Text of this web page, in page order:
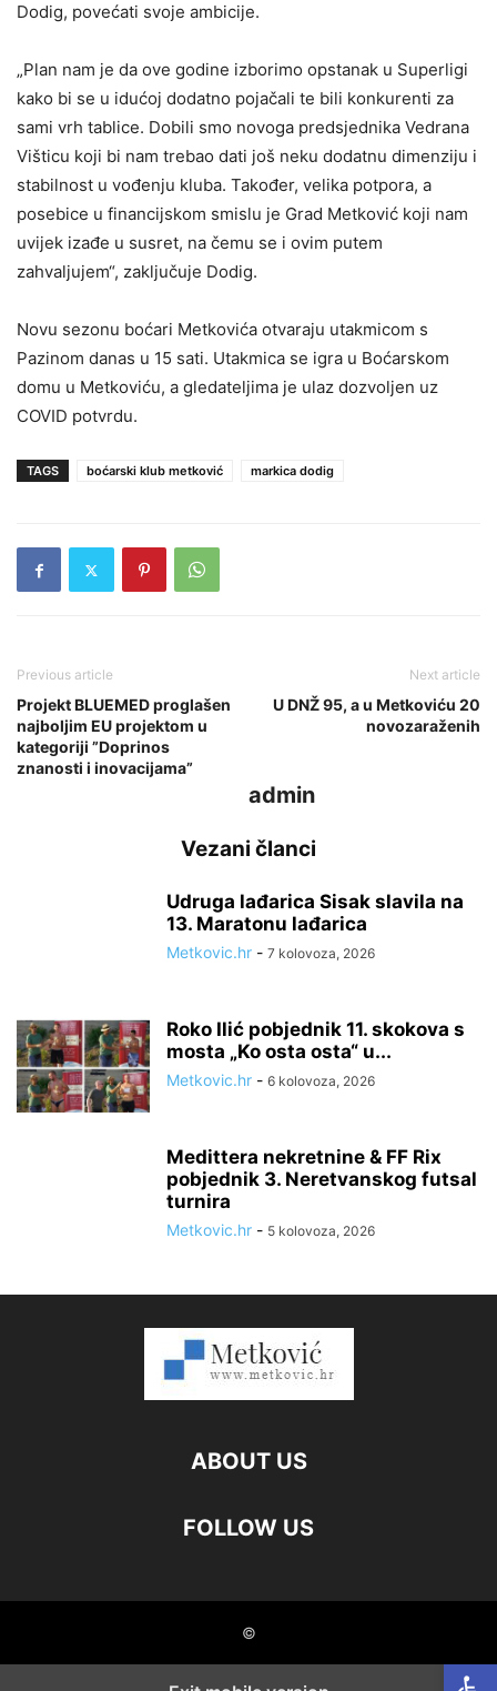
Dodig, povećati svoje ambicije.
„Plan nam je da ove godine izborimo opstanak u Superligi
kako bi se u idućoj dodatno pojačali te bili konkurenti za
sami vrh tablice. Dobili smo novoga predsjednika Vedrana
Višticu koji bi nam trebao dati još neku dodatnu dimenziju i
stabilnost u vođenju kluba. Također, velika potpora, a
posebice u financijskom smislu je Grad Metković koji nam
uvijek izađe u susret, na čemu se i ovim putem
zahvaljujem“, zaključuje Dodig.
Novu sezonu boćari Metkovića otvaraju utakmicom s
Pazinom danas u 15 sati. Utakmica se igra u Boćarskom
domu u Metkoviću, a gledateljima je ulaz dozvoljen uz
COVID potvrdu.
TAGS boćarski klub metković markica dodig
Previous article
Projekt BLUEMED proglašen
najboljim EU projektom u
kategoriji ”Doprinos
znanosti i inovacijama”
Next article
U DNŽ 95, a u Metkoviću 20
novozaraženih
admin
Vezani članci
Udruga lađarica Sisak slavila na
13. Maratonu lađarica
Metkovic.hr - 7 kolovoza, 2026
Roko Ilić pobjednik 11. skokova s
mosta „Ko osta osta“ u...
Metkovic.hr - 6 kolovoza, 2026
Medittera nekretnine & FF Rix
pobjednik 3. Neretvanskog futsal
turnira
Metkovic.hr - 5 kolovoza, 2026
ABOUT US
FOLLOW US
©